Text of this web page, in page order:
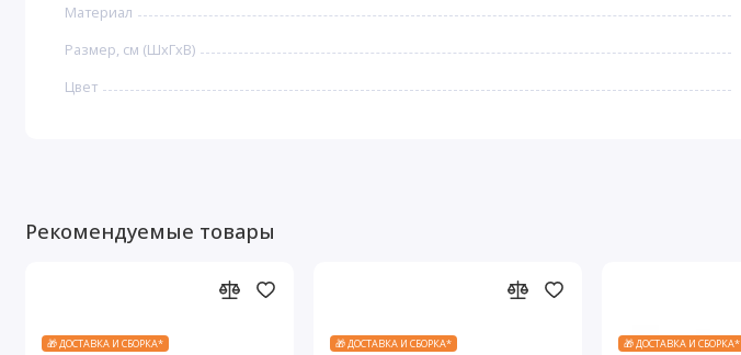
Материал
Размер, см (ШхГхВ)
Цвет
Рекомендуемые товары
🎁 ДОСТАВКА И СБОРКА* 🎁 ДОСТАВКА И СБОРКА* 🎁 ДОСТАВКА И СБОРКА*